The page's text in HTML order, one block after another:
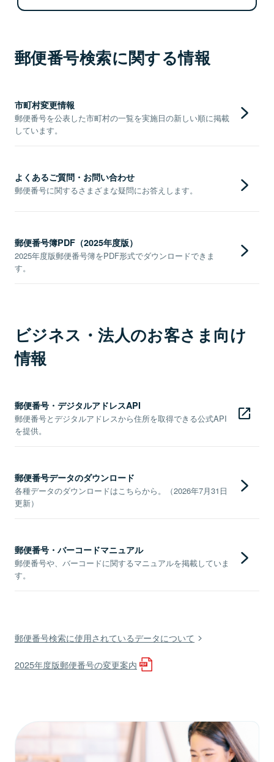
郵便番号検索に関する情報
市町村変更情報
郵便番号を公表した市町村の一覧を実施日の新しい順に掲載
しています。
よくあるご質問・お問い合わせ
郵便番号に関するさまざまな疑問にお答えします。
郵便番号簿PDF（2025年度版）
2025年度版郵便番号簿をPDF形式でダウンロードできま
す。
ビジネス・法人のお客さま向け
情報
郵便番号・デジタルアドレスAPI
郵便番号とデジタルアドレスから住所を取得できる公式API
を提供。
郵便番号データのダウンロード
各種データのダウンロードはこちらから。（2026年7月31日
更新）
郵便番号・バーコードマニュアル
郵便番号や、バーコードに関するマニュアルを掲載していま
す。
郵便番号検索に使用されているデータについて
2025年度版郵便番号の変更案内